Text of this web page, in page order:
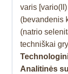
varis
(bevandenis
(natrio
techniškai
Analitinės